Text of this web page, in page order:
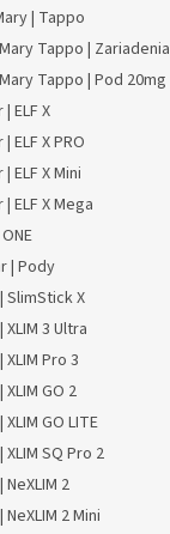
| Tappo
Tappo | Zariadenia
Tappo | Pod 20mg
ELF X
ELF X PRO
ELF X Mini
| ELF X Mega
| Pody
SlimStick X
XLIM 3 Ultra
XLIM Pro 3
XLIM GO 2
XLIM GO LITE
XLIM SQ Pro 2
NeXLIM 2
NeXLIM 2 Mini